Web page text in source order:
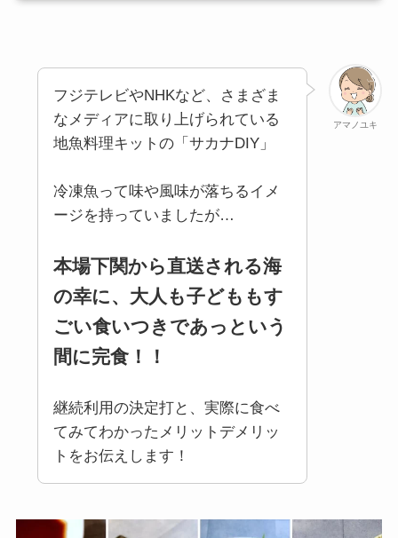
アマノユキ
フジテレビやNHKなど、さまざま
なメディアに取り上げられている
地魚料理キットの「 サカナDIY」
冷凍魚って味や風味が落ちるイメ
ージを持っていましたが…
本場下関から直送される海
の幸に、 大人も子どももす
ごい食いつきであっという
間に完食！！
継続利用の決定打と、実際に食べ
てみてわかったメリットデメリッ
トをお伝えします！